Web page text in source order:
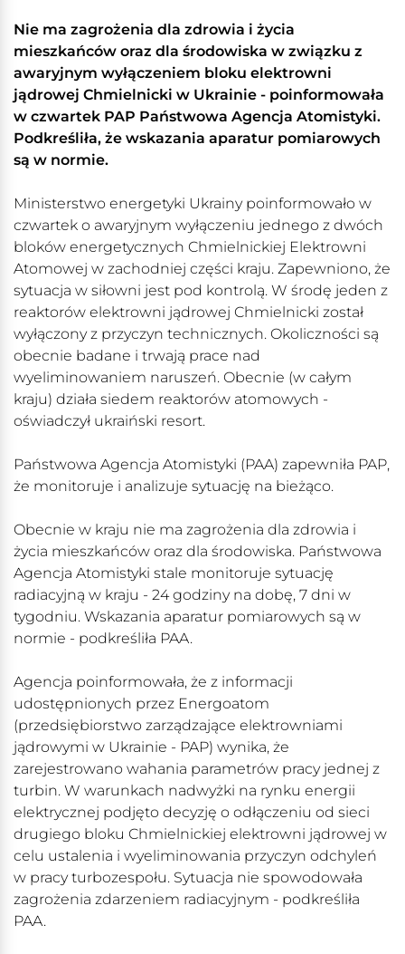
Nie ma zagrożenia dla zdrowia i życia
mieszkańców oraz dla środowiska w związku z
awaryjnym wyłączeniem bloku elektrowni
jądrowej Chmielnicki w Ukrainie - poinformowała
w czwartek PAP Państwowa Agencja Atomistyki.
Podkreśliła, że wskazania aparatur pomiarowych
są w normie.
Ministerstwo energetyki Ukrainy poinformowało w
czwartek o awaryjnym wyłączeniu jednego z dwóch
bloków energetycznych Chmielnickiej Elektrowni
Atomowej w zachodniej części kraju. Zapewniono, że
sytuacja w siłowni jest pod kontrolą. W środę jeden z
reaktorów elektrowni jądrowej Chmielnicki został
wyłączony z przyczyn technicznych. Okoliczności są
obecnie badane i trwają prace nad
wyeliminowaniem naruszeń. Obecnie (w całym
kraju) działa siedem reaktorów atomowych -
oświadczył ukraiński resort.
Państwowa Agencja Atomistyki (PAA) zapewniła PAP,
że monitoruje i analizuje sytuację na bieżąco.
Obecnie w kraju nie ma zagrożenia dla zdrowia i
życia mieszkańców oraz dla środowiska. Państwowa
Agencja Atomistyki stale monitoruje sytuację
radiacyjną w kraju - 24 godziny na dobę, 7 dni w
tygodniu. Wskazania aparatur pomiarowych są w
normie - podkreśliła PAA.
Agencja poinformowała, że z informacji
udostępnionych przez Energoatom
(przedsiębiorstwo zarządzające elektrowniami
jądrowymi w Ukrainie - PAP) wynika, że
zarejestrowano wahania parametrów pracy jednej z
turbin. W warunkach nadwyżki na rynku energii
elektrycznej podjęto decyzję o odłączeniu od sieci
drugiego bloku Chmielnickiej elektrowni jądrowej w
celu ustalenia i wyeliminowania przyczyn odchyleń
w pracy turbozespołu. Sytuacja nie spowodowała
zagrożenia zdarzeniem radiacyjnym - podkreśliła
PAA.